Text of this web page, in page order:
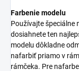
Farbenie modelu
Používajte špeciálne
dosiahnete ten
modelu dôkladne
nafarbiť priamo v
rámčeka. Pre